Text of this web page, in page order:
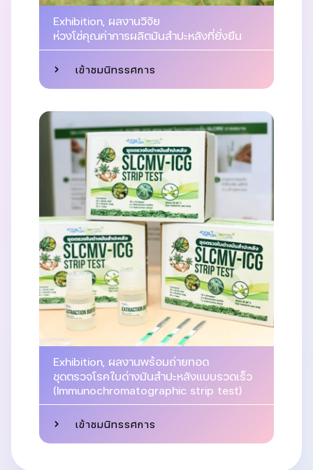
Exhibition, ผลงานวิจัย
ห่วงโซ่คุณค่าการผลิตมันสำปะหลังที่ยั่งยืน
เข้าชมนิทรรศการ
Exhibition, ผลงานพร้อมถ่ายทอด
ชุดตรวจโรคใบด่างมันสำปะหลังแบบรวดเร็ว
(Immunochromatographic strip test)
เข้าชมนิทรรศการ